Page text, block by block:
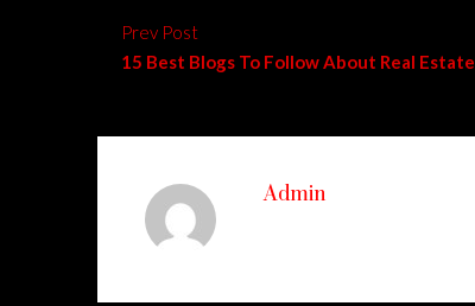
Prev Post
15 Best Blogs To Follow About Real Estate
Admin